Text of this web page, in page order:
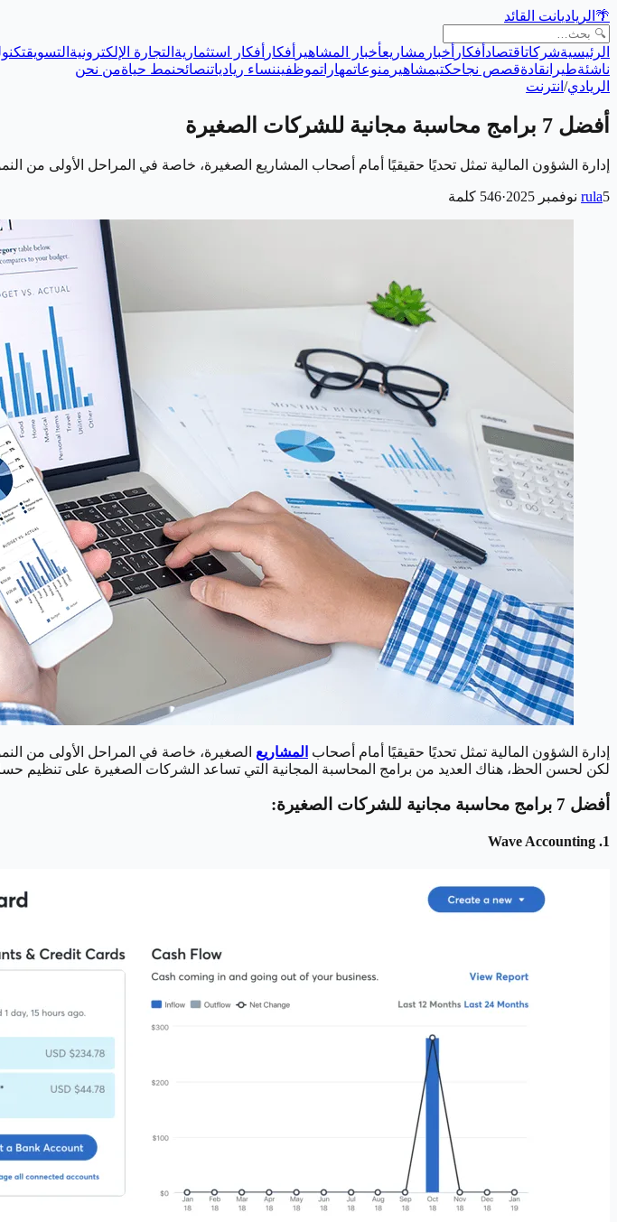
🌴 الرياديانت القائد
الرئيسيةشركاتاقتصاد أفكار أخبار مشاريعأخبار المشاهير أفكار أفكار استثمارية التجارة الإلكترونية التسويق
ناشئةطيرانقادةقصص نجاحكتبمشاهير منوعاتمهاراتموظفيننساء ريادياتنصائحنمط حياةمن نحن
الريادي/ انترنت
أفضل 7 برامج محاسبة مجانية للشركات الصغيرة
إدارة الشؤون المالية تمثل تحديًا حقيقيًا أمام أصحاب المشاريع الصغيرة، خاصة في المراحل الأولى من
rula5 نوفمبر 2025 ·
546 كلمة
إدارة الشؤون المالية تمثل تحديًا حقيقيًا أمام أصحاب المشاريع الصغيرة، خاصة في المراحل الأولى من
لكن لحسن الحظ، هناك العديد من برامج المحاسبة المجانية التي تساعد الشركات الصغيرة على تنظيم
أفضل 7 برامج محاسبة مجانية للشركات الصغيرة:
1. Wave Accounting